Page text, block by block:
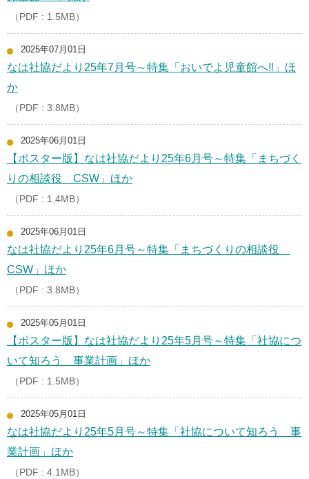
（PDF : 1.5MB）
2025年07月01日
なは社協だより25年7月号～特集「おいでよ児童館へ‼」ほ
か
（PDF : 3.8MB）
2025年06月01日
【ポスター版】なは社協だより25年6月号～特集「まちづく
りの相談役 CSW」ほか
（PDF : 1.4MB）
2025年06月01日
なは社協だより25年6月号～特集「まちづくりの相談役
CSW」ほか
（PDF : 3.8MB）
2025年05月01日
【ポスター版】なは社協だより25年5月号～特集「社協につ
いて知ろう 事業計画」ほか
（PDF : 1.5MB）
2025年05月01日
なは社協だより25年5月号～特集「社協について知ろう 事
業計画」ほか
（PDF : 4.1MB）